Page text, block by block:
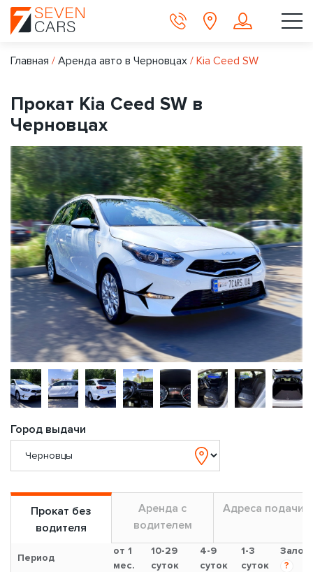
Главная / Аренда авто в Черновцах / Kia Ceed SW
Прокат Kia Ceed SW в
Черновцах
Город выдачи
Прокат без
водителя
Аренда с
водителем
Адреса подачи
Период
от 1
мес.
10-29
суток
4-9
суток
1-3
суток
Залог
?